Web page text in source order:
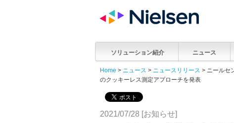
ソリューション紹介 ニュース
Home > ニュース > ニュースリリース > ニールセ
のクッキーレス測定アプローチを発表
2021/07/28 [お知らせ]